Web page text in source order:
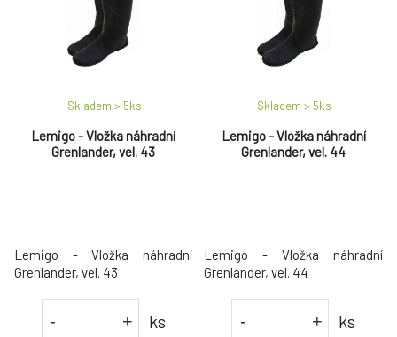
Lemigo - Vložka náhradní
Grenlander, vel. 43
Skladem > 5ks
Lemigo - Vložka náhradní
Grenlander, vel. 43
- + ks
Lemigo - Vložka náhradní
Grenlander, vel. 44
Skladem > 5ks
Lemigo - Vložka náhradní
Grenlander, vel. 44
- + ks